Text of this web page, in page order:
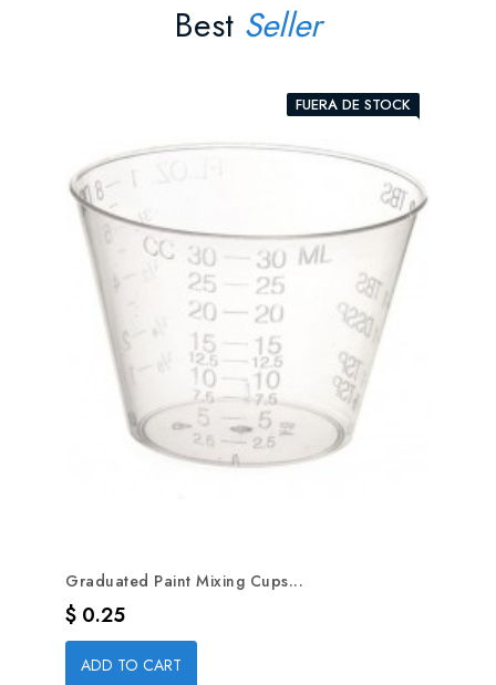
Best Seller
FUERA DE STOCK
Graduated Paint Mixing Cups...
Precio
$ 0.25
ADD TO CART